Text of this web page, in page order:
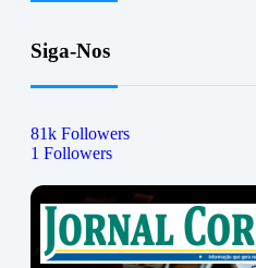
Siga-Nos
81k Followers
1 Followers